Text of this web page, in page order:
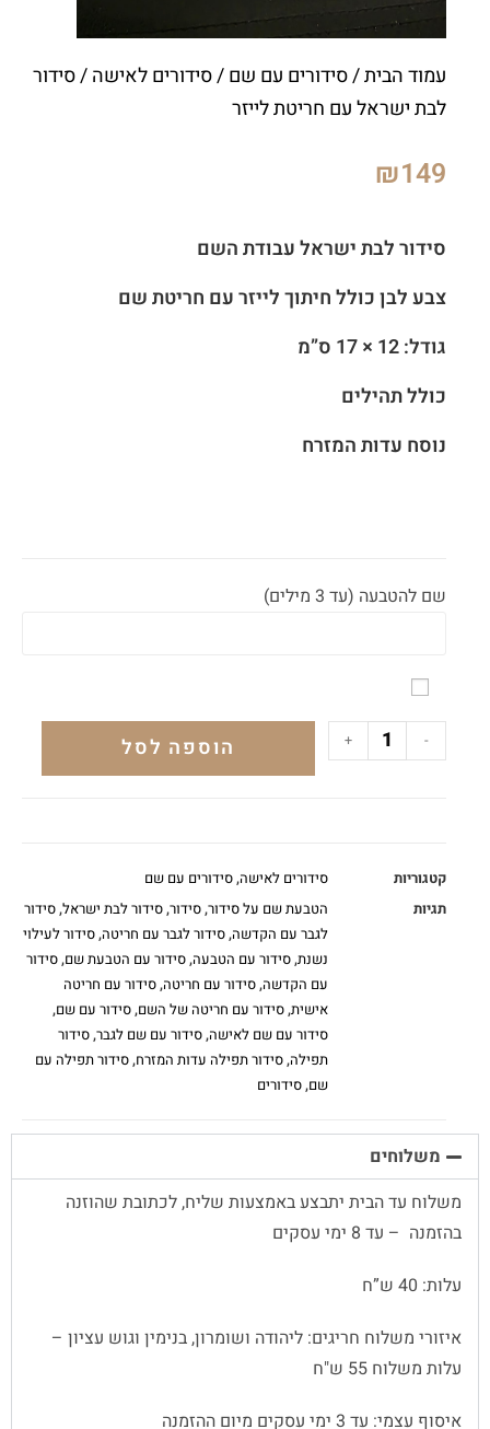
עמוד הבית/סידורים עם שם/סידורים לאישה/ סידור
לבת ישראל עם חריטת לייזר
₪149
סידור לבת ישראל עבודת השם
צבע לבן כולל חיתוך לייזר עם חריטת שם
גודל: 12 × 17 ס”מ
כולל תהילים
נוסח עדות המזרח
שם להטבעה (עד 3 מילים)
-
+ הוספה לסל
קטגוריות סידורים לאישה,סידורים עם שם
תגיות
הטבעת שם על סידור,סידור,סידור לבת ישראל,סידור
לגבר עם הקדשה,סידור לגבר עם חריטה,סידור לעילוי
נשנת,סידור עם הטבעה,סידור עם הטבעת שם,סידור
עם הקדשה,סידור עם חריטה,סידור עם חריטה
אישית,סידור עם חריטה של השם,סידור עם שם,
סידור עם שם לאישה,סידור עם שם לגבר,סידור
תפילה,סידור תפילה עדות המזרח,סידור תפילה עם
שם,סידורים
משלוחים
משלוח עד הבית יתבצע באמצעות שליח, לכתובת שהוזנה
בהזמנה – עד 8 ימי עסקים
עלות: 40 ש”ח
איזורי משלוח חריגים: ליהודה ושומרון, בנימין וגוש עציון –
עלות משלוח 55 ש"ח
איסוף עצמי: עד 3 ימי עסקים מיום ההזמנה